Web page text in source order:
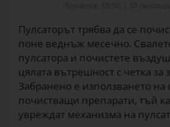
Пулсаторът трябва да се
поне веднъж месечно.
пулсатора и почистете
цялата вътрешност с четка за
Забранено е използването на
почистващи препарати, тъй
увреждат механизма на